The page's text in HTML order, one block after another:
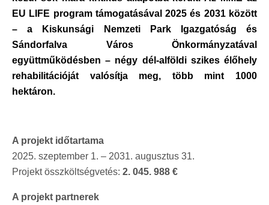
EU LIFE program támogatásával 2025 és 2031 között
– a Kiskunsági Nemzeti Park Igazgatóság és
Sándorfalva Város Önkormányzatával
együttműködésben – négy dél-alföldi szikes élőhely
rehabilitációját valósítja meg, több mint 1000
hektáron.
A projekt időtartama
2025. szeptember 1. – 2031. augusztus 31.
Projekt összköltségvetés: 2. 045. 988 €
A projekt partnerek